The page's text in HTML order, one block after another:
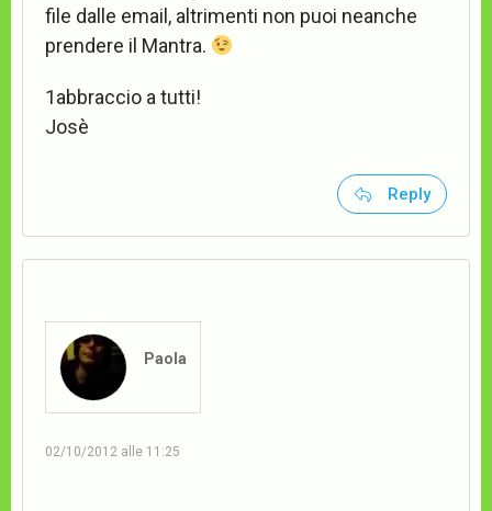
file dalle email, altrimenti non puoi neanche
prendere il Mantra.
1abbraccio a tutti!
Josè
Reply
Paola
02/10/2012 alle 11:25